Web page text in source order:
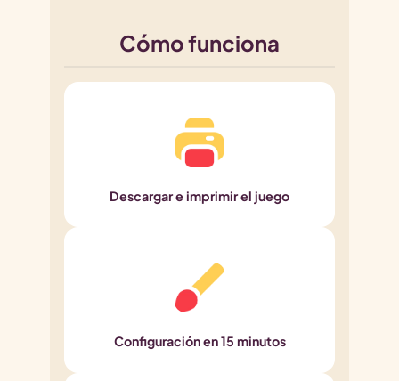
Cómo funciona
Descargar e imprimir el juego
Configuración en 15 minutos